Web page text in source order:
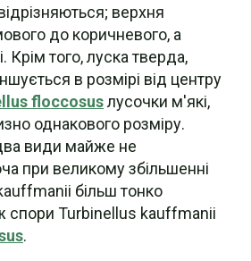
верхня
до коричневого, а
Крім того, луска тверда,
в розмірі від центру
floccosusлусочки м'які,
однакового розміру.
види майже не
при великому збільшенні
більш тонко
спори Turbinellus kauffmanii
.